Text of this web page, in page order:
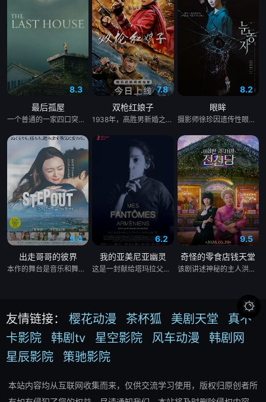
8.3
最后孤屋
一个普通的一家四口突遭诡异变故，被困在自家房屋中超过 1000 天无法出门。在资源消耗殆尽与未知神秘威胁的双重逼迫下，一家人必须想方设法联手求生，打破这间禁锢生命的困局。
7.8
双枪红娘子
1938年，高胜男新婚之日，丈夫被日军残害，父辈亦遭屠戮。她举枪聚义，屡袭敌寇威震四方，后得八路军指点决心投身革命。日军欲诱杀高胜男，她孤身赴战舍命换乡亲周全。千钧一发间，八路军突袭而至全歼敌寇，高胜男血染沙场，生死未卜……
8.2
眼眸
摄影师徐珍因遗传性眼病，视力正在一天天衰退。双胞胎妹妹徐仁的离奇死亡，被警方定性为自杀，但她笃定其中另有隐情。不顾身边人的劝阻，徐珍顶着逐渐失明的身体状况，执意追查真相。随着调查深入，一股看不见的力量始终如影随形，不断扭曲她的感知，将她拖入恐惧与偏执的深渊。在彻底坠入黑暗之前，她必须揭开妹妹死亡背后的秘密。
9.4
出走哥哥的彼界
本作的舞台是音乐和舞蹈融入生活的冲绳。与母亲朱音、妹妹舞一起生活的照屋踊，憧憬舞蹈学校的丽莎，开始了舞蹈生涯。朱音为了支撑家数在酒吧工作，不擅长与人打交道的舞总是在学校前专心地注视着哥哥的身影。不久，踊与丽莎组成一对，绽放了她的才能。
6.2
我的亚美尼亚幽灵
这是一封献给塔玛拉父亲的温柔追思信，她的父亲曾是苏联亚美尼亚的电影演员。塔玛拉从小就在电视上目睹了他的风采，而她自己后来也成为了一名电影制作人。影片带领观众进行了一场迷人的梦游，穿越亚美尼亚电影历史的景观。
9.5
奇怪的零食店钱天堂
该剧讲述神秘的主人洪子卖能够实现人们愿望的神秘零食，以及人们来到那里展开一段魔法般的故事。
友情链接： 樱花动漫 茶杯狐 美剧天堂
真不
卡影院
韩剧tv 星空影院 风车动漫
韩剧网
星辰影院
策驰影院
本站内容均从互联网收集而来，仅供交流学习使用，版权归原创者所
